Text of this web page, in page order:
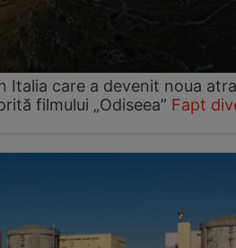
Italia care a devenit noua
filmului „Odiseea” Fapt